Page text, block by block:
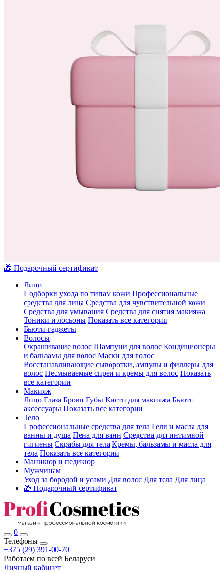
🎁 Подарочный сертификат
Лицо
Подборки ухода по типам кожи Профессиональные
средства для лица Средства для чувствительной кожи
Средства для умывания Средства для снятия макияжа
Тоники и лосьоны Показать все категории
Бьюти-гаджеты
Волосы
Окрашивание волос Шампуни для волос Кондиционеры
и бальзамы для волос Маски для волос
Восстанавливающие сыворотки, ампулы и филлеры для
волос Несмываемые спреи и кремы для волос Показать
все категории
Макияж
Лицо Глаза Брови Губы Кисти для макияжа Бьюти-
аксессуары Показать все категории
Тело
Профессиональные средства для тела Гели и масла для
ванны и душа Пена для ванн Средства для интимной
гигиены Скрабы для тела Кремы, бальзамы и масла для
тела Показать все категории
Маникюр и педикюр
Мужчинам
Уход за бородой и усами Для волос Для тела Для лица
🎁 Подарочный сертификат
0
Телефоны
+375 (29) 391-00-70
Работаем по всей Беларуси
Личный кабинет